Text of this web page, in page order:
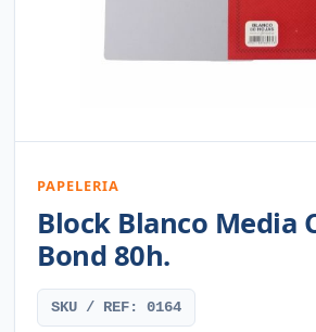
PAPELERIA
Block Blanco Media
Bond 80h.
SKU / REF: 0164